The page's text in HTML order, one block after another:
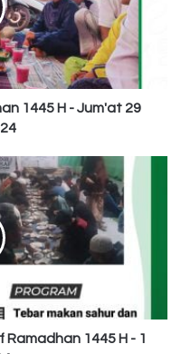
1445 H - Jum'at 29
1445 H - 1